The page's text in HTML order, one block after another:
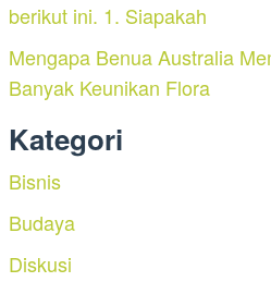
berikut ini. 1. Siapakah
Mengapa Benua Australia
Banyak Keunikan Flora
Kategori
Bisnis
Budaya
Diskusi